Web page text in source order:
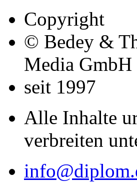
Copyright
© Bedey &
Media GmbH
seit 1997
Alle Inhalte
verbreiten